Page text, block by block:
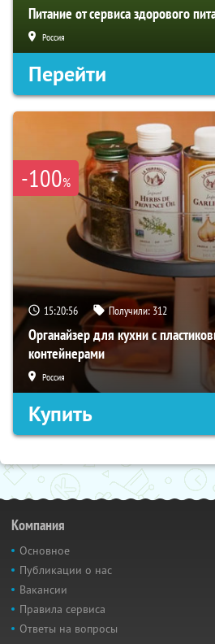
Питание от сервиса здорового
Россия
Перейти
-100%
15:20:55 Получили: 312
Органайзер для кухни с
контейнерами
Россия
Купить
Компания
Основное
Публикации о нас
Вакансии
Правила сервиса
Ответы на вопросы